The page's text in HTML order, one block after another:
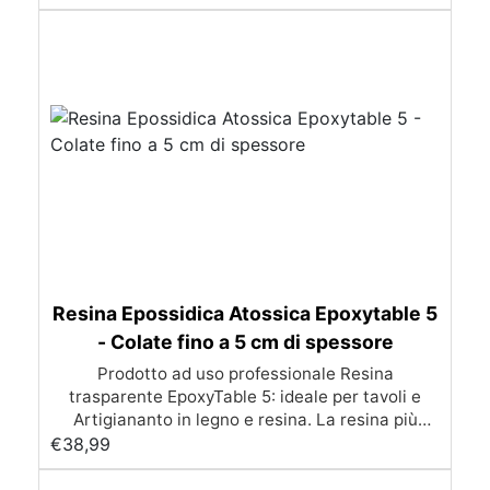
Resina Epossidica Atossica Epoxytable 5
- Colate fino a 5 cm di spessore
Prodotto ad uso professionale Resina
trasparente EpoxyTable 5: ideale per tavoli e
Artigiananto in legno e resina. La resina più
venduta , resistente ai graffi e ingiallimento,
perfetta per colate di alto spessore fino a 5 cm.
€38,99